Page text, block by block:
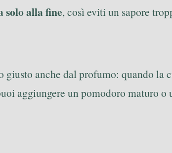
solo alla fine, così eviti un sapore
anche dal profumo: quando
aggiungere un pomodoro maturo